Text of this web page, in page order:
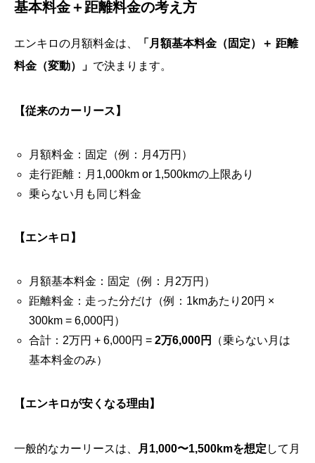
基本料金＋距離料金の考え方
エンキロの月額料金は、
「月額基本料金（固定）＋ 距離
料金（変動）」 で決まります。
【従来のカーリース】
月額料金：固定（例：月4万円）
走行距離：月1,000km or 1,500kmの上限あり
乗らない月も同じ料金
【エンキロ】
月額基本料金：固定（例：月2万円）
距離料金：走った分だけ（例：1kmあたり20円 ×
300km = 6,000円）
合計：2万円 + 6,000円 = 2万6,000円
（乗らない月は
基本料金のみ）
【エンキロが安くなる理由】
一般的なカーリースは、 月1,000〜1,500kmを想定 して月